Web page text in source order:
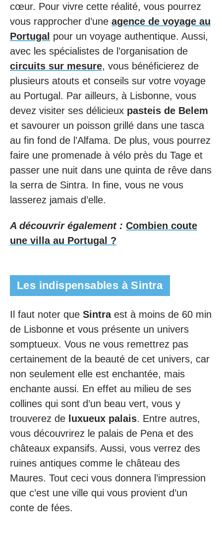
cœur. Pour vivre cette réalité, vous pourrez
vous rapprocher d’une agence de voyage au
Portugal pour un voyage authentique. Aussi,
avec les spécialistes de l’organisation de
circuits sur mesure, vous bénéficierez de
plusieurs atouts et conseils sur votre voyage
au Portugal. Par ailleurs, à Lisbonne, vous
devez visiter ses délicieux pasteis de Belem
et savourer un poisson grillé dans une tasca
au fin fond de l’Alfama. De plus, vous pourrez
faire une promenade à vélo près du Tage et
passer une nuit dans une quinta de rêve dans
la serra de Sintra. In fine, vous ne vous
lasserez jamais d’elle.
A découvrir également : Combien coute
une villa au Portugal ?
Les indispensables à Sintra
Il faut noter que Sintraest à moins de 60 min
de Lisbonne et vous présente un univers
somptueux. Vous ne vous remettrez pas
certainement de la beauté de cet univers, car
non seulement elle est enchantée, mais
enchante aussi. En effet au milieu de ses
collines qui sont d’un beau vert, vous y
trouverez de luxueux palais. Entre autres,
vous découvrirez le palais de Pena et des
châteaux expansifs. Aussi, vous verrez des
ruines antiques comme le château des
Maures. Tout ceci vous donnera l’impression
que c’est une ville qui vous provient d’un
conte de fées.